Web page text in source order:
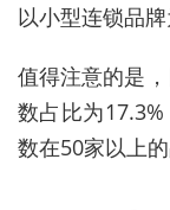
以小型连锁品牌
值得注意的是
数占比为
数在50家以上